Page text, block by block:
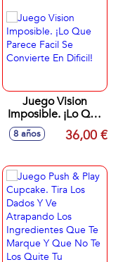
Juego Vision
Imposible. ¡Lo Que
Parece Facil Se
Convierte En Dificil!
8 años 36,00 €